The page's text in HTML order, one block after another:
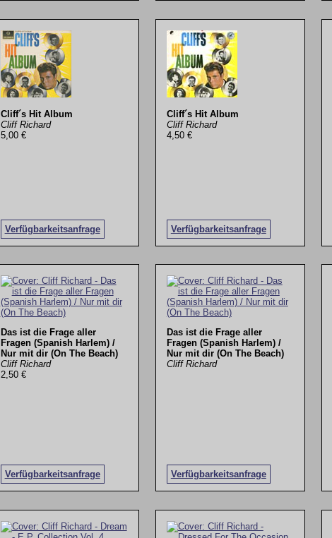
Cliff´s Hit Album
Cliff Richard
5,00 €
Verfügbarkeitsanfrage
Cliff´s Hit Album
Cliff Richard
4,50 €
Verfügbarkeitsanfrage
Das ist die Frage aller
Fragen (Spanish Harlem) /
Nur mit dir (On The Beach)
Cliff Richard
2,50 €
Verfügbarkeitsanfrage
Das ist die Frage aller
Fragen (Spanish Harlem) /
Nur mit dir (On The Beach)
Cliff Richard
Verfügbarkeitsanfrage